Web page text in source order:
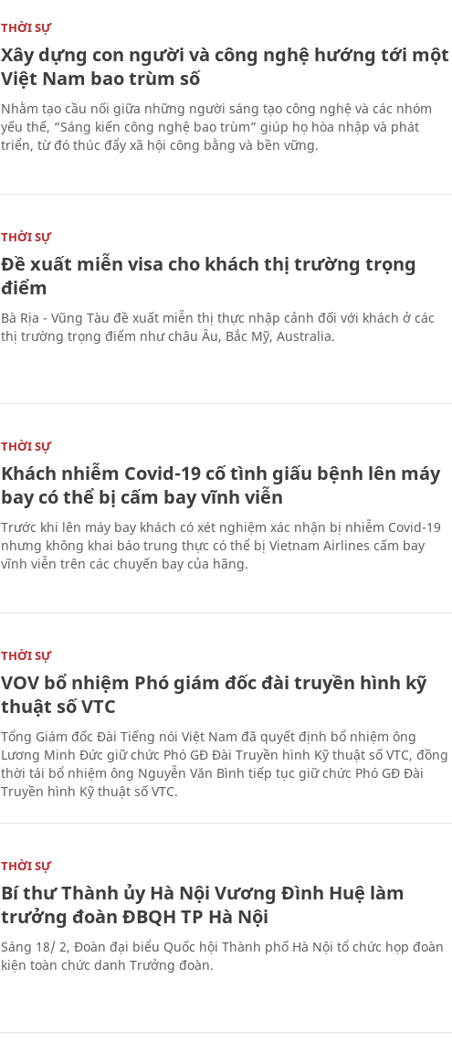
THỜI SỰ
Xây dựng con người và công nghệ hướng tới một
Việt Nam bao trùm số
Nhằm tạo cầu nối giữa những người sáng tạo công nghệ và các nhóm
yếu thế, “Sáng kiến công nghệ bao trùm” giúp họ hòa nhập và phát
triển, từ đó thúc đẩy xã hội công bằng và bền vững.
THỜI SỰ
Đề xuất miễn visa cho khách thị trường trọng
điểm
Bà Rịa - Vũng Tàu đề xuất miễn thị thực nhập cảnh đối với khách ở các
thị trường trọng điểm như châu Âu, Bắc Mỹ, Australia.
THỜI SỰ
Khách nhiễm Covid-19 cố tình giấu bệnh lên máy
bay có thể bị cấm bay vĩnh viễn
Trước khi lên máy bay khách có xét nghiệm xác nhận bị nhiễm Covid-19
nhưng không khai báo trung thực có thể bị Vietnam Airlines cấm bay
vĩnh viễn trên các chuyến bay của hãng.
THỜI SỰ
VOV bổ nhiệm Phó giám đốc đài truyền hình kỹ
thuật số VTC
Tổng Giám đốc Đài Tiếng nói Việt Nam đã quyết định bổ nhiệm ông
Lương Minh Đức giữ chức Phó GĐ Đài Truyền hình Kỹ thuật số VTC, đồng
thời tái bổ nhiệm ông Nguyễn Văn Bình tiếp tục giữ chức Phó GĐ Đài
Truyền hình Kỹ thuật số VTC.
THỜI SỰ
Bí thư Thành ủy Hà Nội Vương Đình Huệ làm
trưởng đoàn ĐBQH TP Hà Nội
Sáng 18/ 2, Đoàn đại biểu Quốc hội Thành phố Hà Nội tổ chức họp đoàn
kiện toàn chức danh Trưởng đoàn.